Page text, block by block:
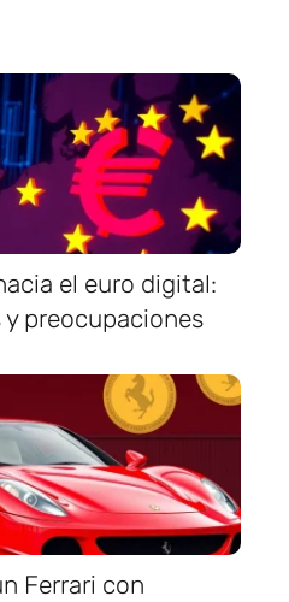
el euro digital:
preocupaciones
Ferrari con